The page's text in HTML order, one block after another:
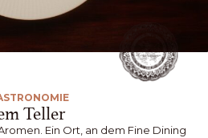
Teller
Ein Ort, an dem Fine Dining